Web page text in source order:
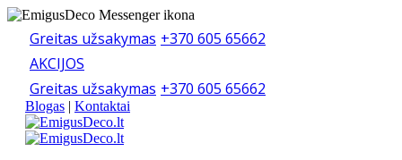
Greitas užsakymas +370 605 65662
AKCIJOS
Greitas užsakymas +370 605 65662
Blogas | Kontaktai